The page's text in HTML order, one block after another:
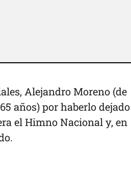
Alejandro Moreno (de
años) por haberlo dejado
el Himno Nacional y, en